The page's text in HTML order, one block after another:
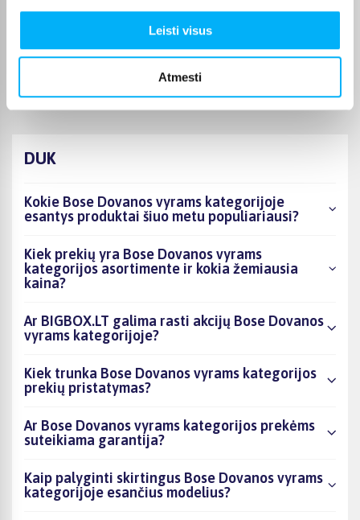
Leisti visus
Atmesti
DUK
Kokie Bose Dovanos vyrams kategorijoje
esantys produktai šiuo metu populiariausi?
Kiek prekių yra Bose Dovanos vyrams
kategorijos asortimente ir kokia žemiausia
kaina?
Ar BIGBOX.LT galima rasti akcijų Bose Dovanos
vyrams kategorijoje?
Kiek trunka Bose Dovanos vyrams kategorijos
prekių pristatymas?
Ar Bose Dovanos vyrams kategorijos prekėms
suteikiama garantija?
Kaip palyginti skirtingus Bose Dovanos vyrams
kategorijoje esančius modelius?